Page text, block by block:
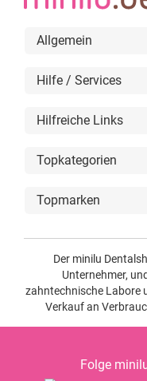
Allgemein
Hilfe / Services
Hilfreiche Links
Topkategorien
Topmarken
Der minilu
Unternehmer,
zahntechnische Labore
Verkauf an
Folge